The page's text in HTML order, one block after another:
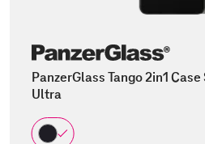
PanzerGlass Tango 2in1
Ultra